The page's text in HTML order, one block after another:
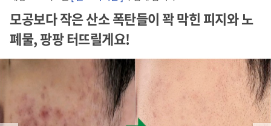
모공보다 작은 산소 폭탄들이 꽉 막힌 피지와 노
폐물, 팡팡 터뜨릴게요!